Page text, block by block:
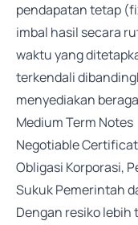
pendapatan tetap
imbal hasil secara
waktu yang
terkendali
menyediakan
Medium Term Notes
Negotiable
Obligasi Korporasi,
Sukuk Pemerintah
Dengan resiko lebih